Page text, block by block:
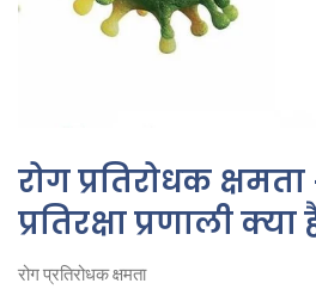
रोग प्रतिरोधक
प्रतिरक्षा प्रणाली क्या
रोग प्रतिरोधक क्षमता